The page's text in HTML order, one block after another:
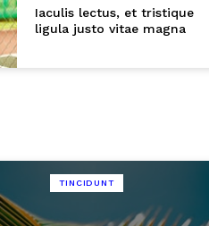
Iaculis lectus, et tristique
ligula justo vitae magna
TINCIDUNT